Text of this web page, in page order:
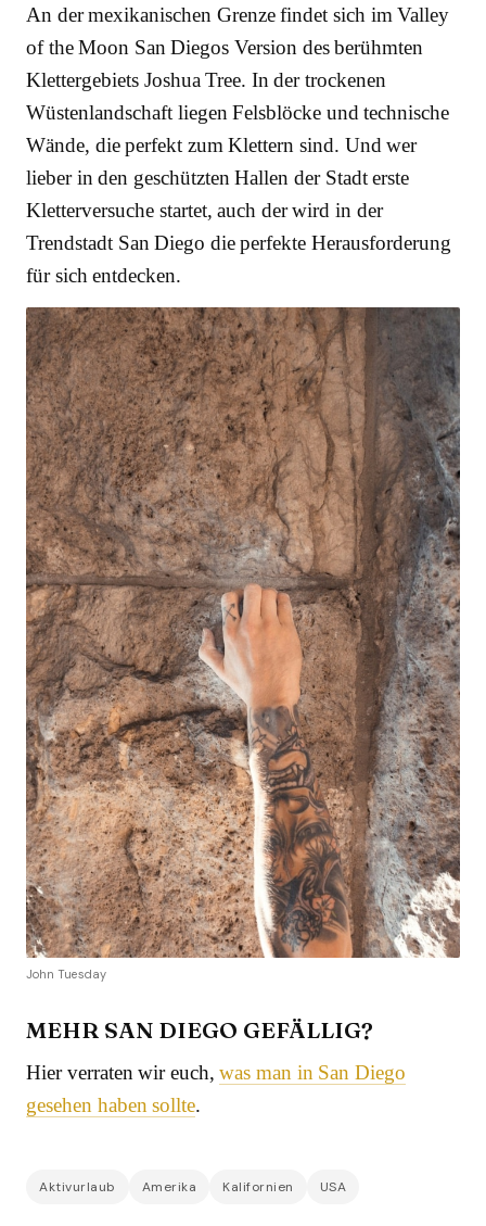
An der mexikanischen Grenze findet sich im Valley
of the Moon San Diegos Version des berühmten
Klettergebiets Joshua Tree. In der trockenen
Wüstenlandschaft liegen Felsblöcke und technische
Wände, die perfekt zum Klettern sind. Und wer
lieber in den geschützten Hallen der Stadt erste
Kletterversuche startet, auch der wird in der
Trendstadt San Diego die perfekte Herausforderung
für sich entdecken.
John Tuesday
MEHR SAN DIEGO GEFÄLLIG?
Hier verraten wir euch,was man in San Diego
gesehen haben sollte.
Aktivurlaub Amerika Kalifornien USA